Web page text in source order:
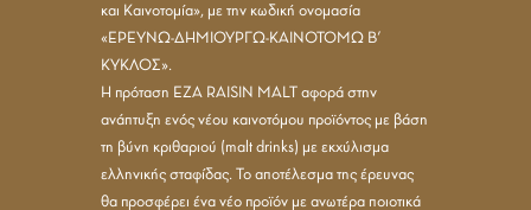
και Καινοτομία», με την κωδική ονομασία
«ΕΡΕΥΝΩ-ΔΗΜΙΟΥΡΓΩ-ΚΑΙΝΟΤΟΜΩ Β’
ΚΥΚΛΟΣ».
Η πρόταση EZA RAISIN MALT αφορά στην
ανάπτυξη ενός νέου καινοτόμου προϊόντος με βάση
τη βύνη κριθαριού (malt drinks) με εκχύλισμα
ελληνικής σταφίδας. Το αποτέλεσμα της έρευνας
θα προσφέρει ένα νέο προϊόν με ανωτέρα ποιοτικά